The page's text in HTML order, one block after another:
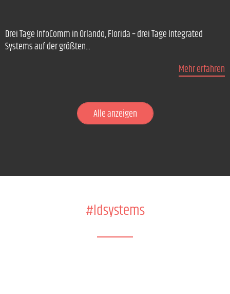
Drei Tage InfoComm in Orlando, Florida – drei Tage Integrated
Systems auf der größten...
Mehr erfahren
Alle anzeigen
#ldsystems